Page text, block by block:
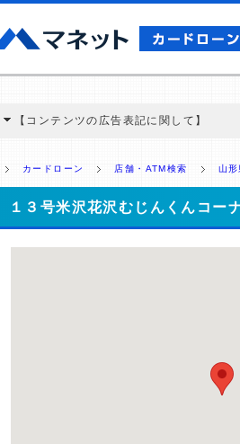
【コンテンツの広告表記に関して】
ミ収集などに基づき、公平性を担保した情
>提携企業一覧
カードローン 店舗・ATM検索 山
１３号米沢花沢むじんくんコー